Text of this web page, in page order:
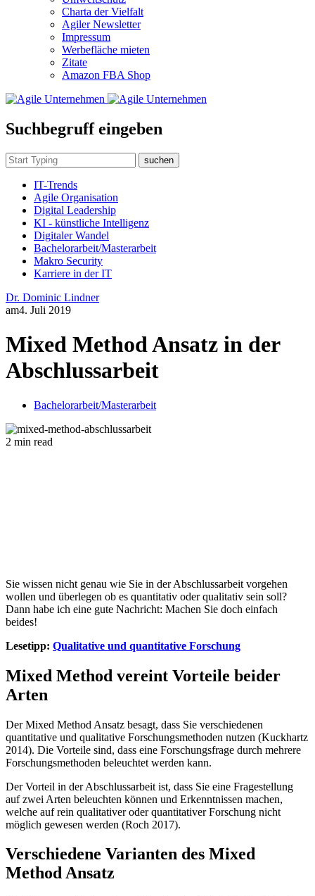
Charta der Vielfalt
Agiler Newsletter
Impressum
Werbefläche mieten
Zitate
Amazon FBA Shop
Suchbegruff eingeben
suchen
IT-Trends
Agile Organisation
Digital Leadership
KI - künstliche Intelligenz
Digitaler Wandel
Bachelorarbeit/Masterarbeit
Makro Security
Karriere in der IT
Dr. Dominic Lindner
am4. Juli 2019
Mixed Method Ansatz in der
Abschlussarbeit
Bachelorarbeit/Masterarbeit
2 min read
Sie wissen nicht genau wie Sie in der Abschlussarbeit vorgehen
wollen und überlegen ob es quantitativ oder qualitativ sein soll?
Dann habe ich eine gute Nachricht: Machen Sie doch einfach
beides!
Lesetipp: Qualitative und quantitative Forschung
Mixed Method vereint Vorteile beider
Arten
Der Mixed Method Ansatz besagt, dass Sie verschiedenen
quantitative und qualitative Forschungsmethoden nutzen (Kuckhartz
2014). Die Vorteile sind, dass eine Forschungsfrage durch mehrere
Forschungsmethoden beleuchtet werden kann.
Der Vorteil in der Abschlussarbeit ist, dass Sie eine Fragestellung
auf zwei Arten beleuchten können und Erkenntnissen machen,
welche auf rein qualitativer oder quantitativer Forschung nicht
möglich gewesen werden (Roch 2017).
Verschiedene Varianten des Mixed
Method Ansatz